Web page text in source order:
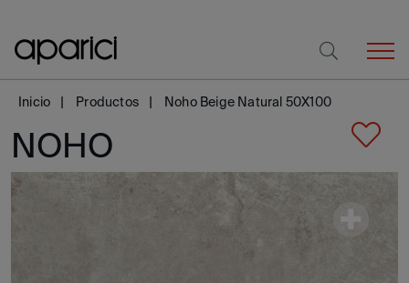
Inicio Productos Noho Beige Natural 50X100
NOHO